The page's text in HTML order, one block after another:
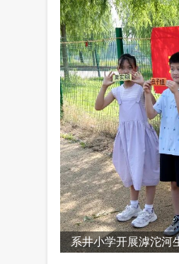
系井小学开展滹沱河